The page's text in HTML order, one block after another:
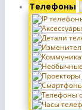
Телефоны